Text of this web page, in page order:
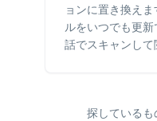
ョンに置き換え
ルをいつでも更
話でスキャンして
探している